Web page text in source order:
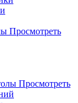
Просмотреть
Просмотреть